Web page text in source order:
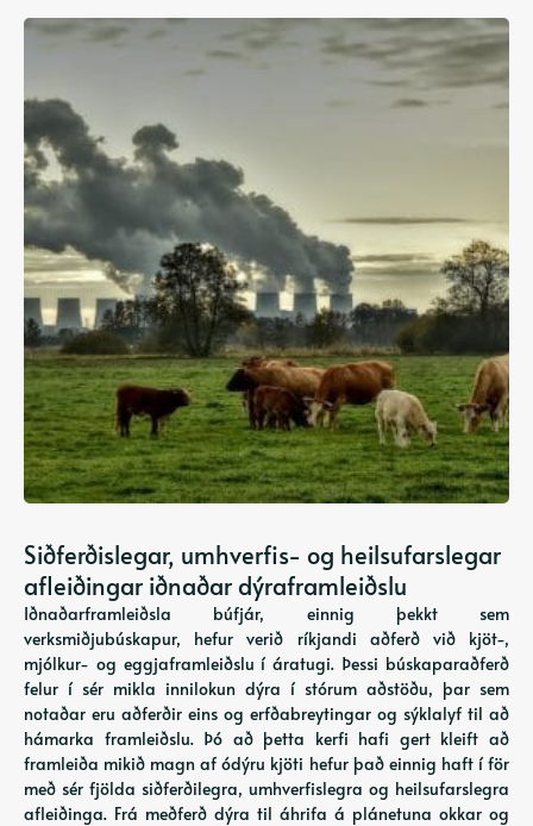
Siðferðislegar, umhverfis- og heilsufarslegar
afleiðingar iðnaðar dýraframleiðslu
Iðnaðarframleiðsla búfjár, einnig þekkt sem
verksmiðjubúskapur, hefur verið ríkjandi aðferð við kjöt-,
mjólkur- og eggjaframleiðslu í áratugi. Þessi búskaparaðferð
felur í sér mikla innilokun dýra í stórum aðstöðu, þar sem
notaðar eru aðferðir eins og erfðabreytingar og sýklalyf til að
hámarka framleiðslu. Þó að þetta kerfi hafi gert kleift að
framleiða mikið magn af ódýru kjöti hefur það einnig haft í för
með sér fjölda siðferðilegra, umhverfislegra og heilsufarslegra
afleiðinga. Frá meðferð dýra til áhrifa á plánetuna okkar og